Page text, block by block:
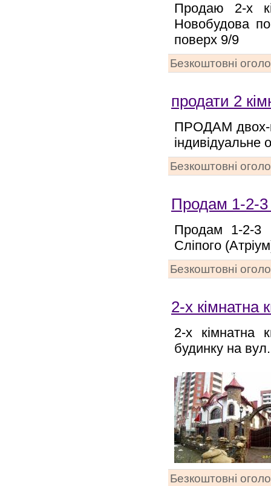
Продаю 2-х
Новобудова
поверх 9/9
Безкоштовні
продати 2
ПРОДАМ двох-
індивідуальне
Безкоштовні
Продам 1-2-3
Продам 1-2-3
Сліпого
Безкоштовні
2-х кімнатна
2-х кімнатна
будинку на
Безкоштовні